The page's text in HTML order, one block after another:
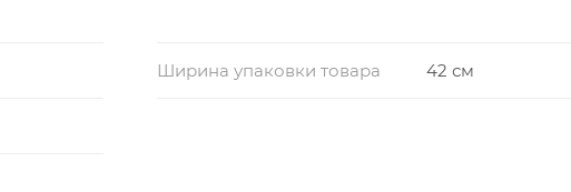
Ширина упаковки товара 42 см